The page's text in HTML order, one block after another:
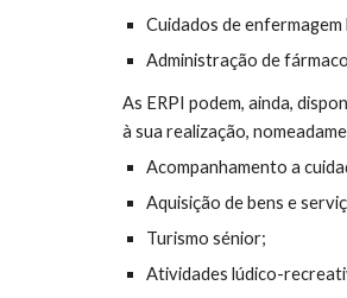
Cuidados de enfermagem
Administração de
As ERPI podem, ainda,
à sua realização,
Acompanhamento a
Aquisição de bens e
Turismo sénior;
Atividades lúdico-